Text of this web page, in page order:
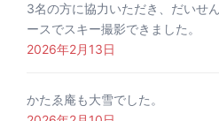
3名の方に協力いただき、だいせ
ースでスキー撮影できました。
2026年2月13日
かたゑ庵も大雪でした。